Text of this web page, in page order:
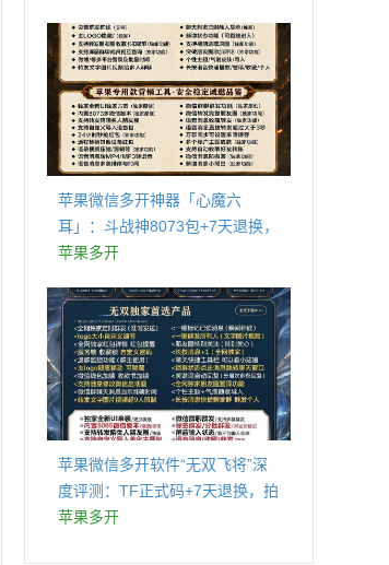
苹果微信多开神器「心魔六
耳」：斗战神8073包+7天退换，
认准拍拍卡激活码商城
苹果多开
苹果微信多开软件“无双飞将”深
度评测：TF正式码+7天退换，拍
拍卡激活码商城正品保障
苹果多开